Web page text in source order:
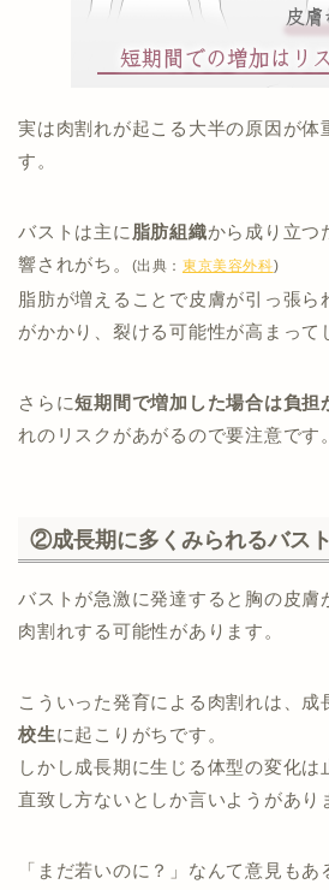
実は肉割れが起こる大半の原因が体
す。
バストは主に 脂肪組織から成り立つ
響されがち。
(出典： 東京美容外科)
脂肪が増えることで皮膚が引っ張ら
がかかり、裂ける可能性が高まって
さらに短期間で増加した場合は負担
れのリスクがあがるので要注意です。
②成長期に多くみられるバス
バストが急激に発達すると胸の皮膚
肉割れする可能性があります。
こういった発育による肉割れは、成
校生に起こりがちです。
しかし成長期に生じる体型の変化は
直致し方ないとしか言いようがあり
「まだ若いのに？」なんて意見もあ